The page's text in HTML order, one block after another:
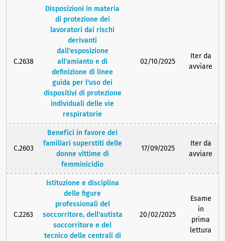
C.2638
Disposizioni in materia
di protezione dei
lavoratori dai rischi
derivanti
dall'esposizione
all'amianto e di
definizione di linee
guida per l'uso dei
dispositivi di protezione
individuali delle vie
respiratorie
02/10/2025
Iter da
avviare
C.2603
Benefìci in favore dei
familiari superstiti delle
donne vittime di
femminicidio
17/09/2025
Iter da
avviare
C.2263
Istituzione e disciplina
delle figure
professionali del
soccorritore, dell'autista
soccorritore e del
tecnico delle centrali di
20/02/2025
Esame
in
prima
lettura